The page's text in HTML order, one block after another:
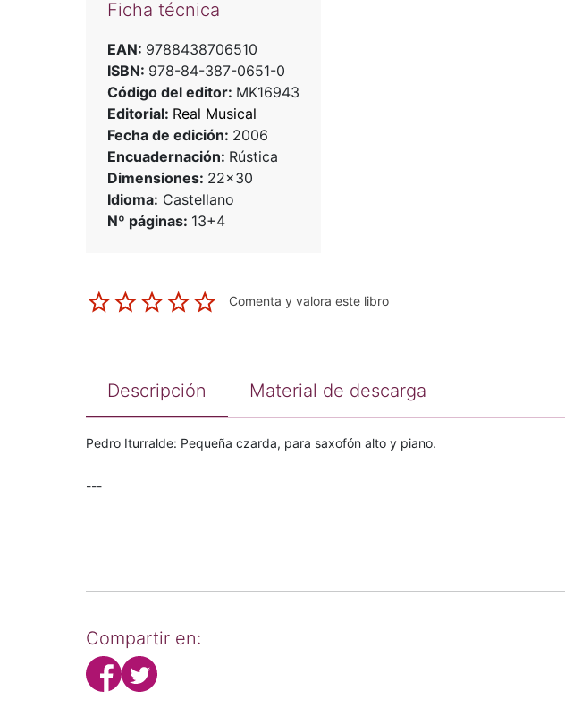
Ficha técnica
EAN: 9788438706510
ISBN: 978-84-387-0651-0
Código del editor: MK16943
Editorial: Real Musical
Fecha de edición: 2006
Encuadernación: Rústica
Dimensiones: 22x30
Idioma: Castellano
Nº páginas: 13+4
Comenta y valora este libro
Descripción Material de descarga
Pedro Iturralde: Pequeña czarda, para saxofón alto y piano.
---
Compartir en: